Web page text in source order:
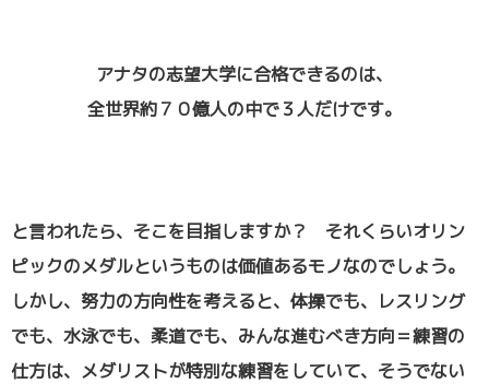
アナタの志望大学に合格できるのは、
全世界約７０億人の中で３人だけです。
と言われたら、そこを目指しますか？ それくらいオリン
ピックのメダルというものは価値あるモノなのでしょう。
しかし、努力の方向性を考えると、体操でも、レスリング
でも、水泳でも、柔道でも、みんな進むべき方向＝練習の
仕方は、メダリストが特別な練習をしていて、そうでない